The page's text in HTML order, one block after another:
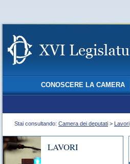
CONOSCERE LA CAMERA
Stai consultando: Camera dei deputati > Lavori
LAVORI